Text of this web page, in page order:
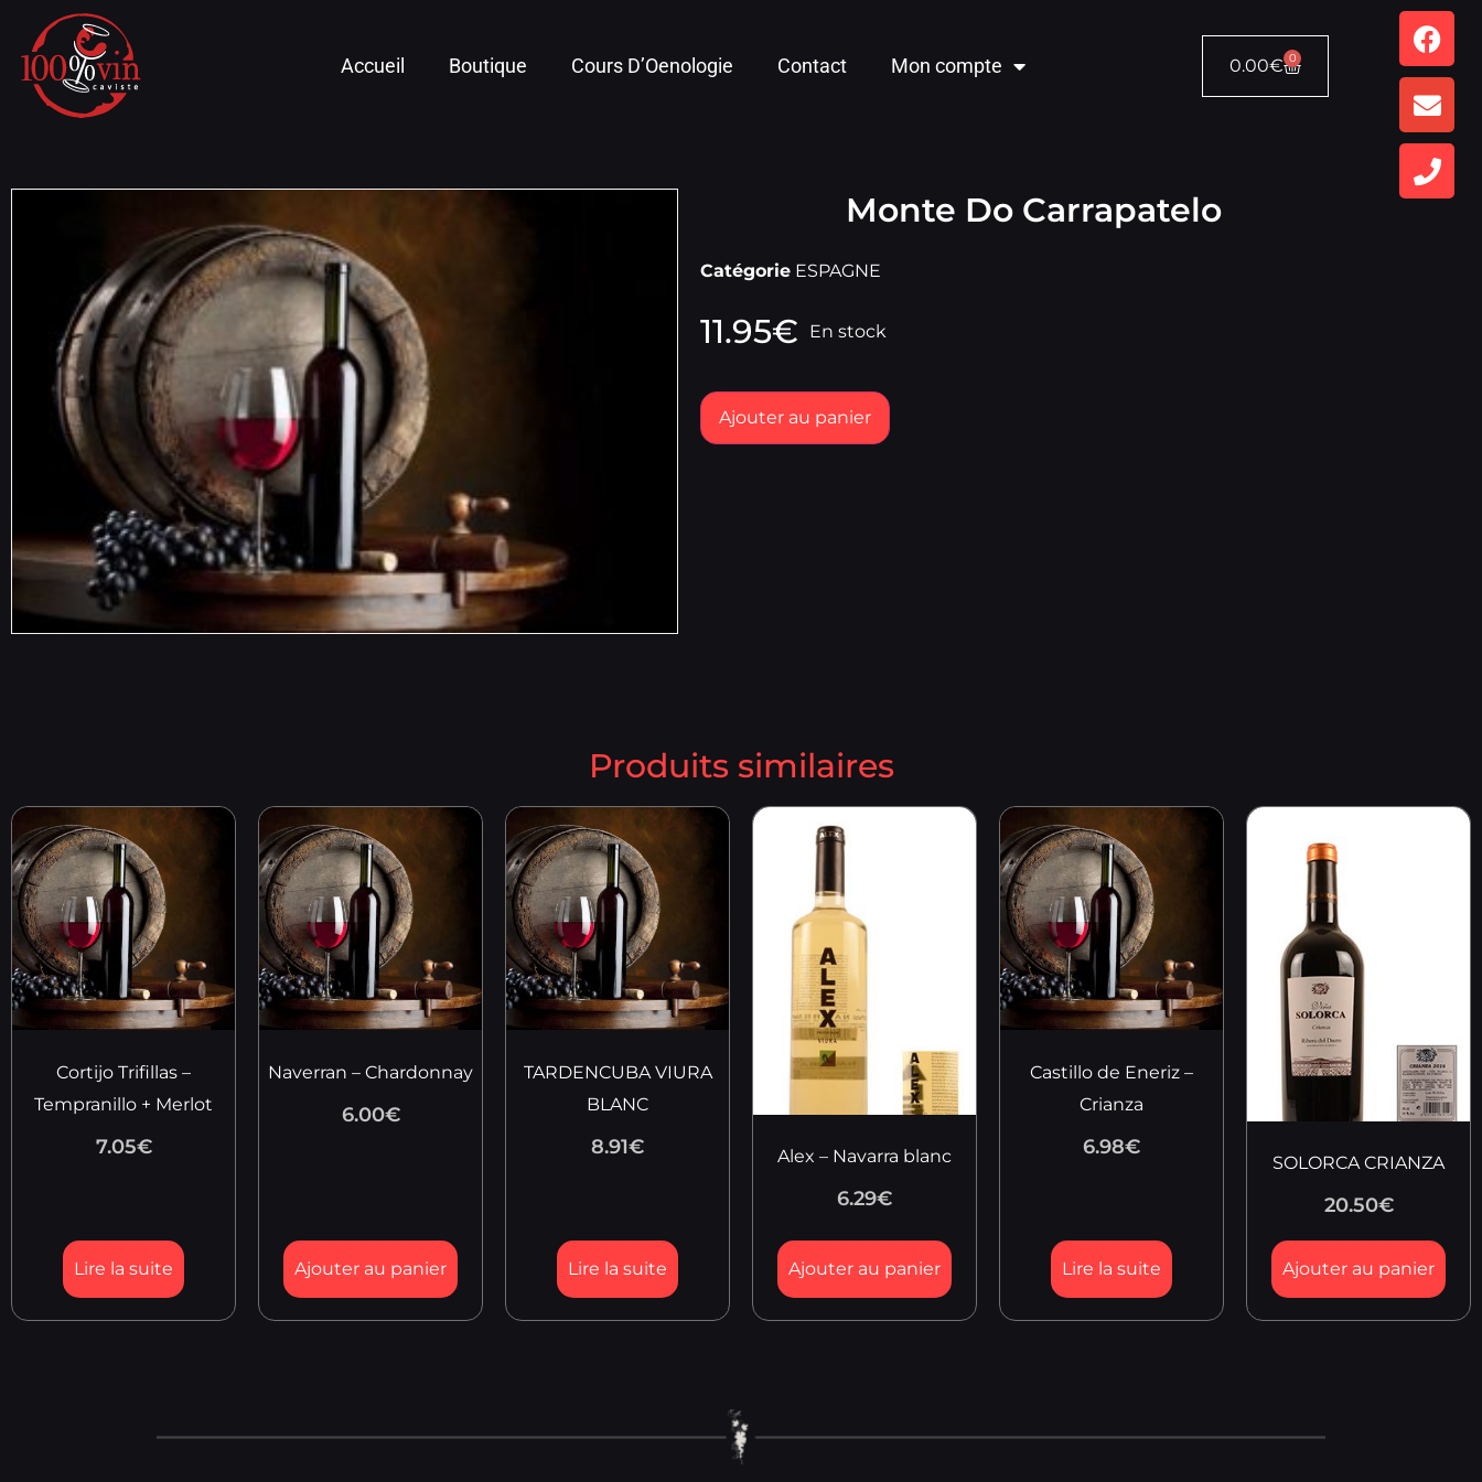
Accueil Boutique Cours D’Oenologie Contact Mon compte 0.00€ 0
Monte Do Carrapatelo
Catégorie ESPAGNE
11.95€ En stock
Ajouter au panier
Produits similaires
Cortijo Trifillas –
Tempranillo + Merlot
7.05€
Lire la suite
Naverran – Chardonnay
6.00€
Ajouter au panier
TARDENCUBA VIURA
BLANC
8.91€
Lire la suite
Alex – Navarra blanc
6.29€
Ajouter au panier
Castillo de Eneriz –
Crianza
6.98€
Lire la suite
SOLORCA CRIANZA
20.50€
Ajouter au panier